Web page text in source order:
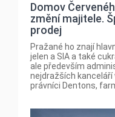
Domov
změní majitele.
prodej
Pražané ho znají
jelen a SIA a také
ale především
nejdražších kanceláří
právníci Dentons,